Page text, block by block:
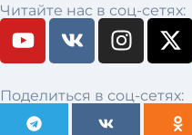
Читайте нас в соц-сетях:
Поделиться в соц-сетях: